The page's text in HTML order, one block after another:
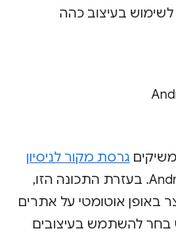
בעיצוב כהה
גרסת מקור לניסיון
של עיצוב כהה אוטומטי ב-Android. בעזרת התכונה הזו,
באופן אוטומטי על אתרים
להשתמש בעיצובים